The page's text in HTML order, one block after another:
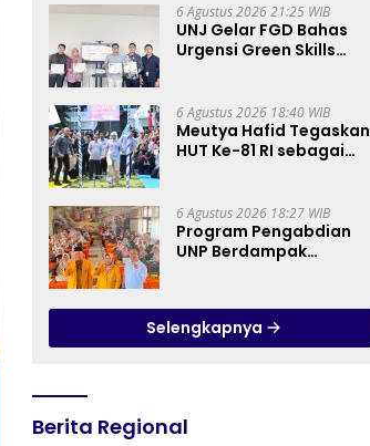
6 Agustus 2026 21:25 WIB
UNJ Gelar FGD Bahas
Urgensi Green Skills
Kurikulum SMK
Pariwisata, Perhotelan,
dan UPW
6 Agustus 2026 18:40 WIB
Meutya Hafid Tegaskan
HUT Ke-81 RI sebagai
Kuat di Kemkomdigi
6 Agustus 2026 18:27 WIB
Program Pengabdian
UNP Berdampak
Digital Pedagogy
Selengkapnya
Berita Regional